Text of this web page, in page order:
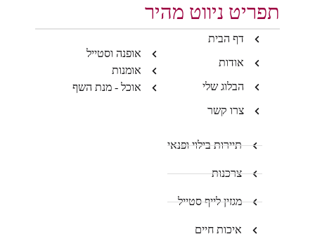
תפריט ניווט מהיר
דף הבית
אודות
הבלוג שלי
צרו קשר
אופנה וסטייל
אומנות
אוכל - מנת השף
תיירות בילוי ופנאי
צרכנות
מגזין לייף סטייל
איכות חיים